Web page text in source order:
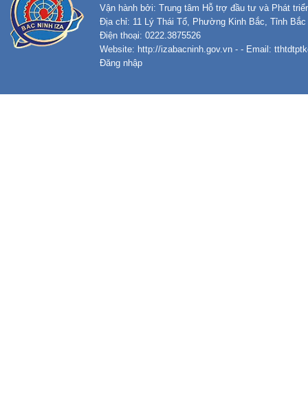
Vận hành bởi: Trung tâm Hỗ trợ đầu tư và Phát
Địa chỉ: 11 Lý Thái Tổ, Phường Kinh Bắc, Tỉnh Bắc
Điện thoại: 0222.3875526
Website: http://izabacninh.gov.vn - - Email:
Đăng nhập